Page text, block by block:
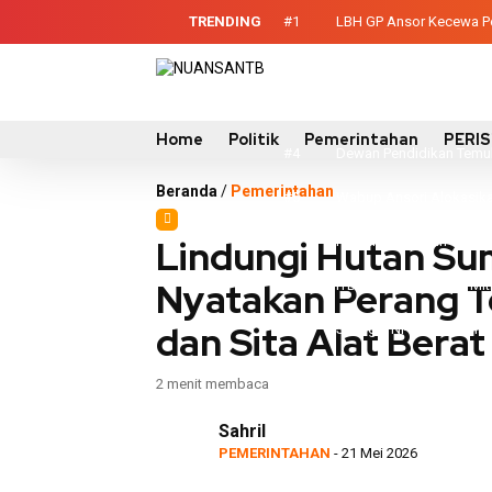
TRENDING #1 LBH GP Ansor Kecewa
Sinergi Eksekutif-
Dewan Pendidikan
#5
#6 Ringankan Beban
MataramITB dan UTS Edukasi
Sinergi TNI-Pemda
NTB
Home Politik Pemerintahan
Beranda / Pemerintahan
Lindungi Hutan
Nyatakan Perang
dan Sita Alat Berat
2 menit membaca
Sahril
PEMERINTAHAN - 21 Mei 2026